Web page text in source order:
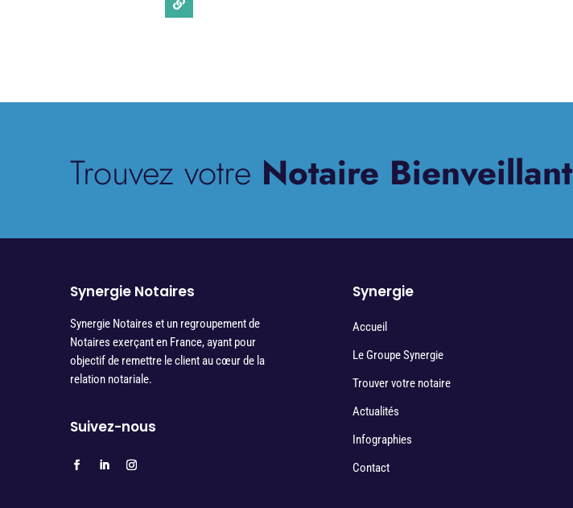
Trouvez votre Notaire Bienveillant
Synergie Notaires
Synergie Notaires et un regroupement de
Notaires exerçant en France, ayant pour
objectif de remettre le client au cœur de la
relation notariale.
Suivez-nous
Synergie
Accueil
Le Groupe Synergie
Trouver votre notaire
Actualités
Infographies
Contact